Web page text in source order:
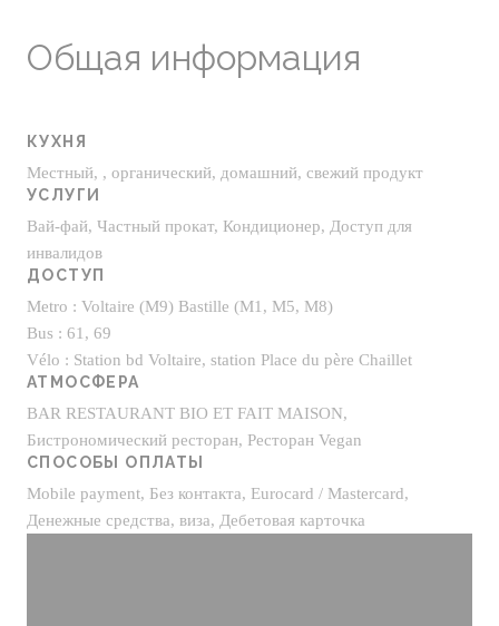
Общая информация
КУХНЯ
Местный, , органический, домашний, свежий продукт
УСЛУГИ
Вай-фай, Частный прокат, Кондиционер, Доступ для
инвалидов
ДОСТУП
Metro : Voltaire (M9) Bastille (M1, M5, M8)
Bus : 61, 69
Vélo : Station bd Voltaire, station Place du père Chaillet
АТМОСФЕРА
BAR RESTAURANT BIO ET FAIT MAISON,
Бистрономический ресторан, Ресторан Vegan
СПОСОБЫ ОПЛАТЫ
Mobile payment, Без контакта, Eurocard / Mastercard,
Денежные средства, виза, Дебетовая карточка